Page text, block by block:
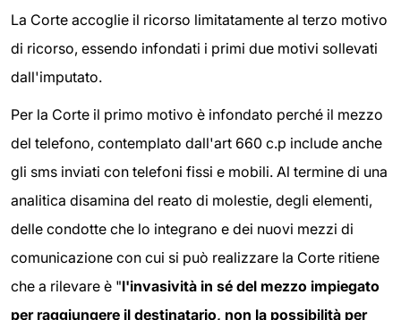
La Corte accoglie il ricorso limitatamente al terzo motivo
di ricorso, essendo infondati i primi due motivi sollevati
dall'imputato.
Per la Corte il primo motivo è infondato perché il mezzo
del telefono, contemplato dall'art 660 c.p include anche
gli sms inviati con telefoni fissi e mobili. Al termine di una
analitica disamina del reato di molestie, degli elementi,
delle condotte che lo integrano e dei nuovi mezzi di
comunicazione con cui si può realizzare la Corte ritiene
che a rilevare è "l'invasività in sé del mezzo impiegato
per raggiungere il destinatario, non la possibilità per